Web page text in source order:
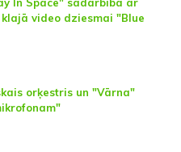
In Space" sadarbībā ar
video dziesmai "Blue
orķestris un "Vārna"